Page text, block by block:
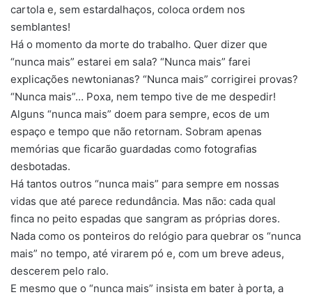
cartola e, sem estardalhaços, coloca ordem nos
semblantes!
Há o momento da morte do trabalho. Quer dizer que
“nunca mais” estarei em sala? “Nunca mais” farei
explicações newtonianas? “Nunca mais” corrigirei provas?
“Nunca mais”… Poxa, nem tempo tive de me despedir!
Alguns “nunca mais” doem para sempre, ecos de um
espaço e tempo que não retornam. Sobram apenas
memórias que ficarão guardadas como fotografias
desbotadas.
Há tantos outros “nunca mais” para sempre em nossas
vidas que até parece redundância. Mas não: cada qual
finca no peito espadas que sangram as próprias dores.
Nada como os ponteiros do relógio para quebrar os “nunca
mais” no tempo, até virarem pó e, com um breve adeus,
descerem pelo ralo.
E mesmo que o “nunca mais” insista em bater à porta, a